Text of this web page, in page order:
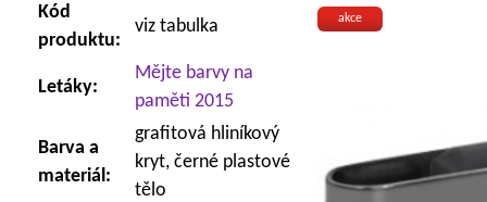
akce
Kód
produktu:
viz tabulka
Letáky:
Mějte barvy na
paměti 2015
Barva a
materiál:
grafitová hliníkový
kryt, černé plastové
tělo